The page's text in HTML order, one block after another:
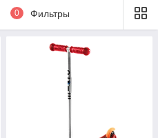
0 Фильтры